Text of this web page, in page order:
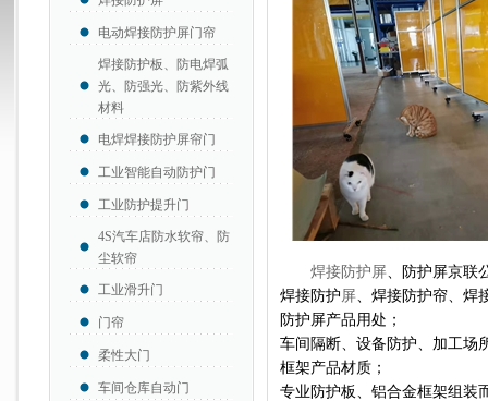
电动焊接防护屏门帘
焊接防护板、防电焊弧
光、防强光、防紫外线
材料
电焊焊接防护屏帘门
工业智能自动防护门
工业防护提升门
4S汽车店防水软帘、防
尘软帘
工业滑升门
门帘
柔性大门
车间仓库自动门
焊接防护屏、防护屏京联
焊接防护屏、焊接防护帘、焊
防护屏产品用处；
车间隔断、设备防护、加工场
框架产品材质；
专业防护板、铝合金框架组装